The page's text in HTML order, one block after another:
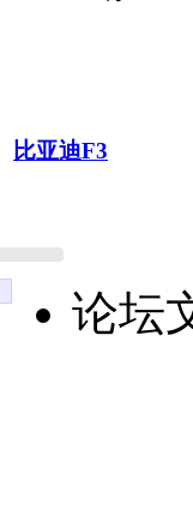
比亚迪F3
论坛